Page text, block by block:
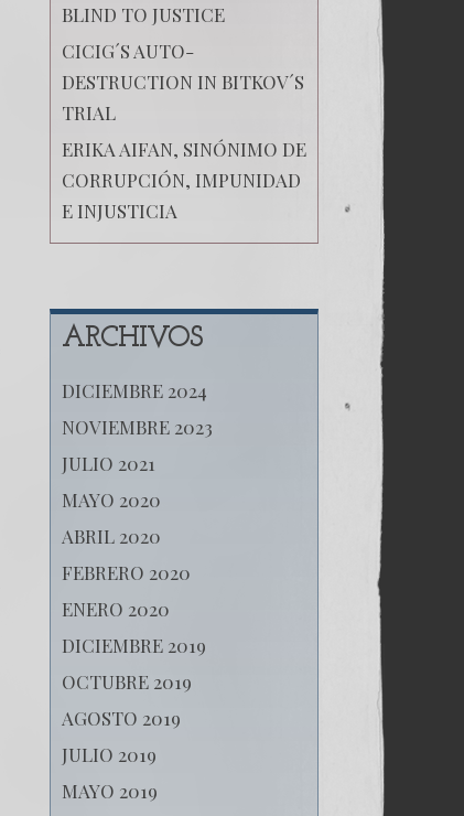
BLIND TO JUSTICE
CICIG´S AUTO-
DESTRUCTION IN BITKOV´S
TRIAL
ERIKA AIFAN, SINÓNIMO DE
CORRUPCIÓN, IMPUNIDAD
E INJUSTICIA
ARCHIVOS
DICIEMBRE 2024
NOVIEMBRE 2023
JULIO 2021
MAYO 2020
ABRIL 2020
FEBRERO 2020
ENERO 2020
DICIEMBRE 2019
OCTUBRE 2019
AGOSTO 2019
JULIO 2019
MAYO 2019